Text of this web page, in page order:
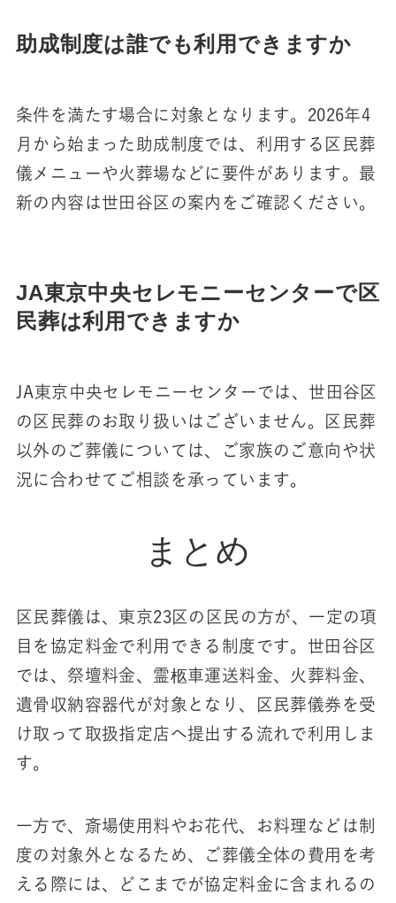
助成制度は誰でも利用できますか
条件を満たす場合に対象となります。2026年4
月から始まった助成制度では、利用する区民葬
儀メニューや火葬場などに要件があります。最
新の内容は世田谷区の案内をご確認ください。
JA東京中央セレモニーセンターで区
民葬は利用できますか
JA東京中央セレモニーセンターでは、世田谷区
の区民葬のお取り扱いはございません。区民葬
以外のご葬儀については、ご家族のご意向や状
況に合わせてご相談を承っています。
まとめ
区民葬儀は、東京23区の区民の方が、一定の項
目を協定料金で利用できる制度です。世田谷区
では、祭壇料金、霊柩車運送料金、火葬料金、
遺骨収納容器代が対象となり、区民葬儀券を受
け取って取扱指定店へ提出する流れで利用しま
す。
一方で、斎場使用料やお花代、お料理などは制
度の対象外となるため、ご葬儀全体の費用を考
える際には、どこまでが協定料金に含まれるの